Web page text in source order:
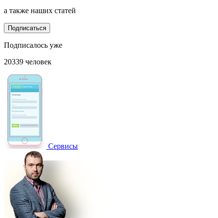
а также наших статей
Подписаться
Подписалось уже
20339 человек
Сервисы